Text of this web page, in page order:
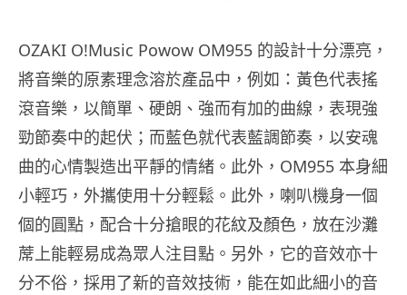
OZAKI O!Music Powow OM955 的設計十分漂亮，
將音樂的原素理念溶於產品中，例如：黃色代表搖
滾音樂，以簡單、硬朗、強而有加的曲線，表現強
勁節奏中的起伏；而藍色就代表藍調節奏，以安魂
曲的心情製造出平靜的情緒。此外，OM955 本身細
小輕巧，外攜使用十分輕鬆。此外，喇叭機身一個
個的圓點，配合十分搶眼的花紋及顏色，放在沙灘
蓆上能輕易成為眾人注目點。另外，它的音效亦十
分不俗，採用了新的音效技術，能在如此細小的音